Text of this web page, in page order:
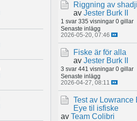
Riggning av
av Jester Burk II
1 svar 335 visningar 0 gillar
Senaste inlägg
2026-05-20, 07:46
Fiske är för alla
av Jester Burk II
3 svar 441 visningar 0 gillar
Senaste inlägg
2026-04-27, 08:11
Test av Lowrance
Eye til isfiske
av Team Colibri